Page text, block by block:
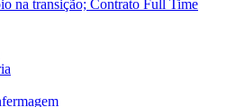
na transição; Contrato Full Time